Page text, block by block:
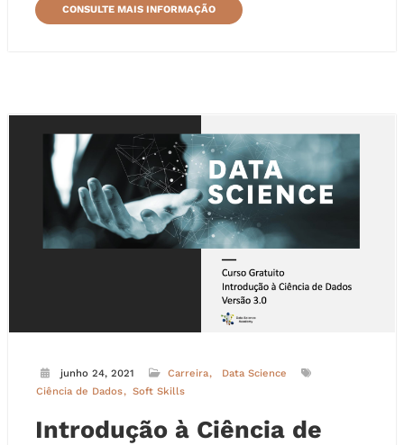
CONSULTE MAIS INFORMAÇÃO
junho 24, 2021 Carreira
Data Science
Ciência de Dados
Soft Skills
Introdução à Ciência de